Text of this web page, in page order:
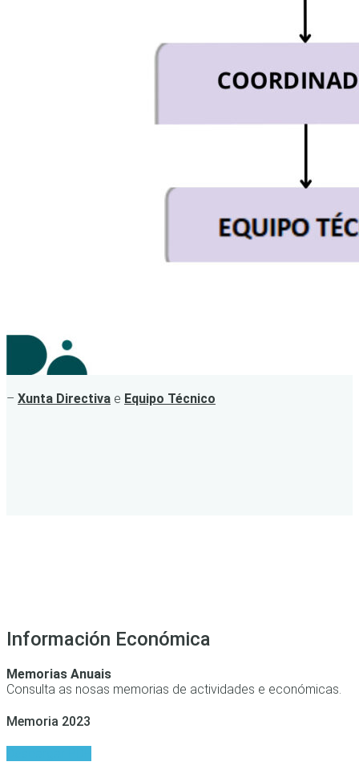
– Xunta Directiva e Equipo Técnico
Información Económica
Memorias Anuais
Consulta as nosas memorias de actividades e económicas.
Memoria 2023